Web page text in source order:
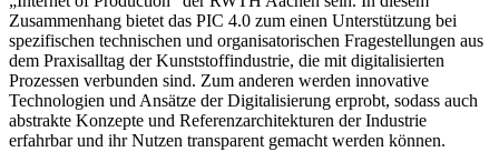
Zusammenhang bietet das PIC 4.0 zum einen Unterstützung bei
spezifischen technischen und organisatorischen Fragestellungen aus
dem Praxisalltag der Kunststoffindustrie, die mit digitalisierten
Prozessen verbunden sind. Zum anderen werden innovative
Technologien und Ansätze der Digitalisierung erprobt, sodass auch
abstrakte Konzepte und Referenzarchitekturen der Industrie
erfahrbar und ihr Nutzen transparent gemacht werden können.